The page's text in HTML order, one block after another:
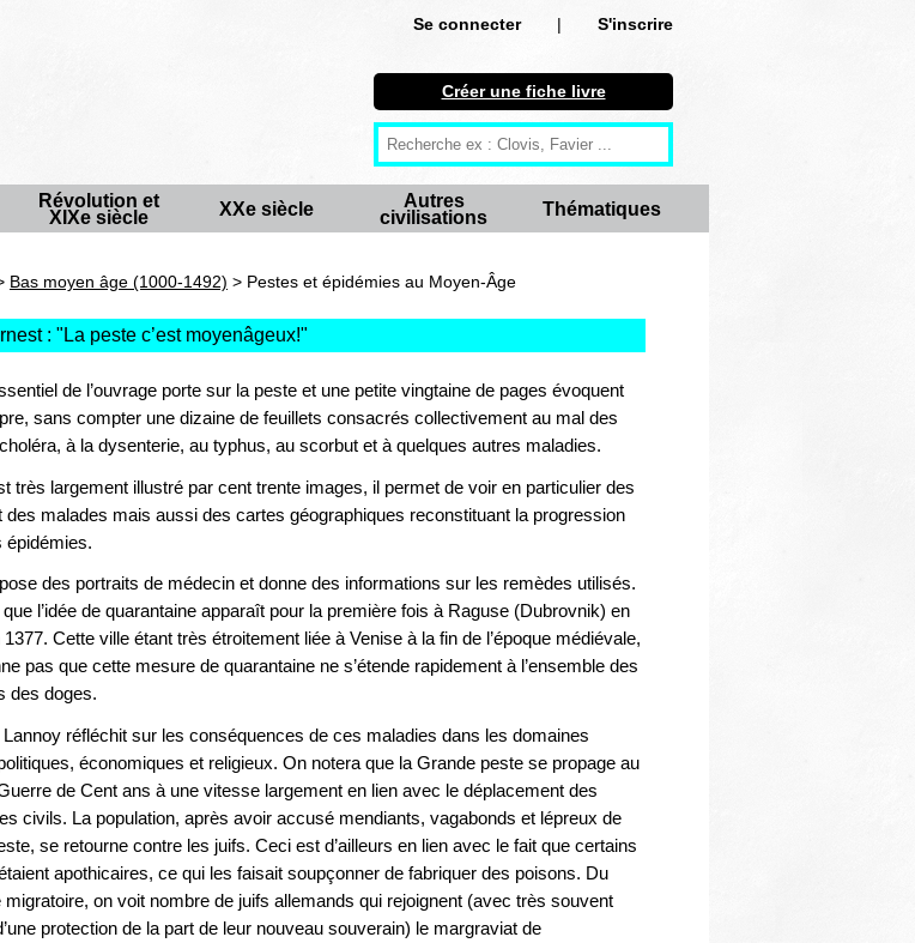
Se connecter |
S'inscrire
S'inscrire
Créer une fiche livre
Antiquité
Moyen Age
Autres civilisations
Créer une fiche livre
Révolution et
XIXe siècle
XXe siècle
Autres
civilisations
Thématiques
Bas moyen âge (1000-1492) > Pestes et épidémies au Moyen-Âge
: " La peste c’est moyenâgeux!"
de l’ouvrage porte sur la peste et une petite vingtaine de pages évoquent
sans compter une dizaine de feuillets consacrés collectivement au mal des
à la dysenterie, au typhus, au scorbut et à quelques autres maladies.
très largement illustré par cent trente images, il permet de voir en particulier des
des malades mais aussi des cartes géographiques reconstituant la progression
épidémies.
des portraits de médecin et donne des informations sur les remèdes utilisés.
l’idée de quarantaine apparaît pour la première fois à Raguse (Dubrovnik) en
Cette ville étant très étroitement liée à Venise à la fin de l’époque médiévale,
pas que cette mesure de quarantaine ne s’étende rapidement à l’ensemble des
des doges.
réfléchit sur les conséquences de ces maladies dans les domaines
économiques et religieux. On notera que la Grande peste se propage au
de Cent ans à une vitesse largement en lien avec le déplacement des
civils. La population, après avoir accusé mendiants, vagabonds et lépreux de
se retourne contre les juifs. Ceci est d’ailleurs en lien avec le fait que certains
apothicaires, ce qui les faisait soupçonner de fabriquer des poisons. Du
migratoire, on voit nombre de juifs allemands qui rejoignent (avec très souvent
protection de la part de leur nouveau souverain) le margraviat de